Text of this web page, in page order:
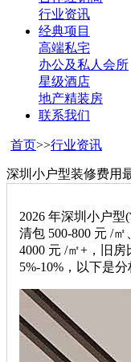
行业资讯
经典项目
高端私宅
办公及私人会所
星级酒店
地产精装房
联系我们
首页>>行业资讯
深圳小户型装修费用
2026 年深圳小户型
清包 500-800 元 /
4000 元 /㎡+，旧
5%-10%，以下是